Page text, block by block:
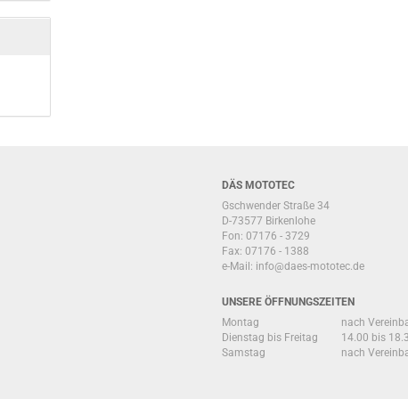
DÄS MOTOTEC
Gschwender Straße 34
D-73577 Birkenlohe
Fon: 07176 - 3729
Fax: 07176 - 1388
e-Mail: info@daes-mototec.de
UNSERE ÖFFNUNGSZEITEN
Montag
nach
Dienstag bis Freitag
14.00 bis
Samstag
nach